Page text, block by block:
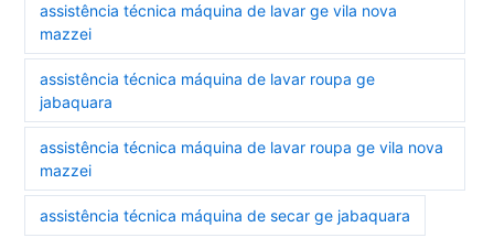
assistência técnica máquina de lavar ge vila nova
mazzei
assistência técnica máquina de lavar roupa ge
jabaquara
assistência técnica máquina de lavar roupa ge vila nova
mazzei
assistência técnica máquina de secar ge jabaquara